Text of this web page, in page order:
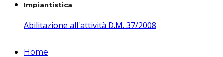
Impiantistica
Abilitazione all'attività D.M. 37/2008
Home